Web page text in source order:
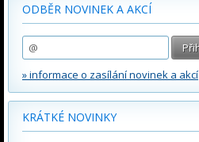
ODBĚR NOVINEK A AKCÍ
» informace o zasílání novinek a akcí
KRÁTKÉ NOVINKY